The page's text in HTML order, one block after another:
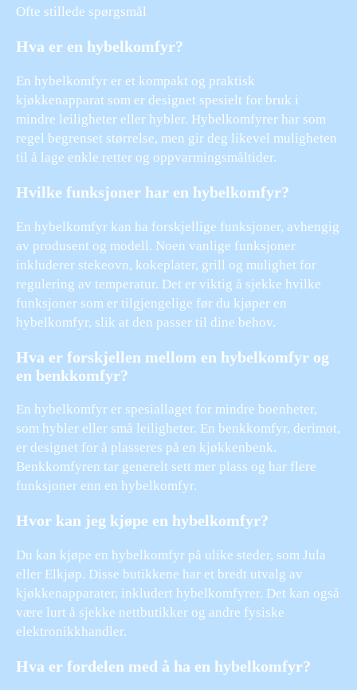
Ofte stillede spørgsmål
Hva er en hybelkomfyr?
En hybelkomfyr er et kompakt og praktisk
kjøkkenapparat som er designet spesielt for bruk i
mindre leiligheter eller hybler. Hybelkomfyrer har som
regel begrenset størrelse, men gir deg likevel muligheten
til å lage enkle retter og oppvarmingsmåltider.
Hvilke funksjoner har en hybelkomfyr?
En hybelkomfyr kan ha forskjellige funksjoner, avhengig
av produsent og modell. Noen vanlige funksjoner
inkluderer stekeovn, kokeplater, grill og mulighet for
regulering av temperatur. Det er viktig å sjekke hvilke
funksjoner som er tilgjengelige før du kjøper en
hybelkomfyr, slik at den passer til dine behov.
Hva er forskjellen mellom en hybelkomfyr og
en benkkomfyr?
En hybelkomfyr er spesiallaget for mindre boenheter,
som hybler eller små leiligheter. En benkkomfyr, derimot,
er designet for å plasseres på en kjøkkenbenk.
Benkkomfyren tar generelt sett mer plass og har flere
funksjoner enn en hybelkomfyr.
Hvor kan jeg kjøpe en hybelkomfyr?
Du kan kjøpe en hybelkomfyr på ulike steder, som Jula
eller Elkjøp. Disse butikkene har et bredt utvalg av
kjøkkenapparater, inkludert hybelkomfyrer. Det kan også
være lurt å sjekke nettbutikker og andre fysiske
elektronikkhandler.
Hva er fordelen med å ha en hybelkomfyr?